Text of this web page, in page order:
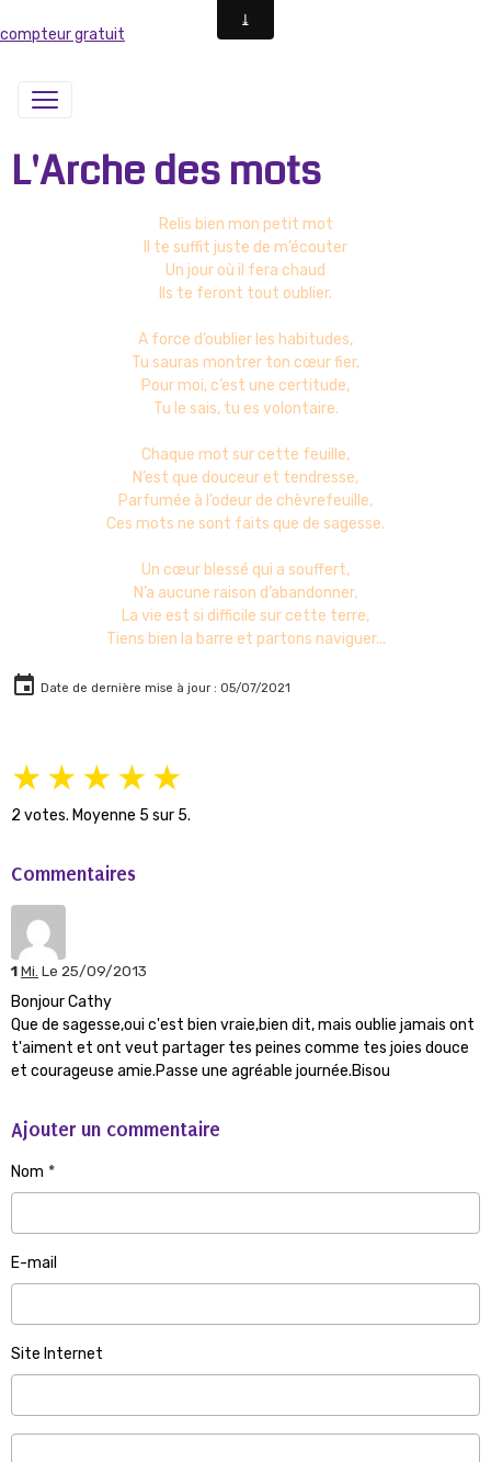
compteur gratuit
L'Arche des mots
Relis bien mon petit mot
Il te suffit juste de m’écouter
Un jour où il fera chaud
Ils te feront tout oublier.
A force d’oublier les habitudes,
Tu sauras montrer ton cœur fier,
Pour moi, c’est une certitude,
Tu le sais, tu es volontaire.
Chaque mot sur cette feuille,
N’est que douceur et tendresse,
Parfumée à l’odeur de chèvrefeuille,
Ces mots ne sont faits que de sagesse.
Un cœur blessé qui a souffert,
N’a aucune raison d’abandonner,
La vie est si difficile sur cette terre,
Tiens bien la barre et partons naviguer...
Date de dernière mise à jour : 05/07/2021
★★★★★
2 votes. Moyenne 5 sur 5.
Commentaires
1Mi. Le 25/09/2013
Bonjour Cathy
Que de sagesse,oui c'est bien vraie,bien dit, mais oublie jamais ont
t'aiment et ont veut partager tes peines comme tes joies douce
et courageuse amie.Passe une agréable journée.Bisou
Ajouter un commentaire
Nom
E-mail
Site Internet